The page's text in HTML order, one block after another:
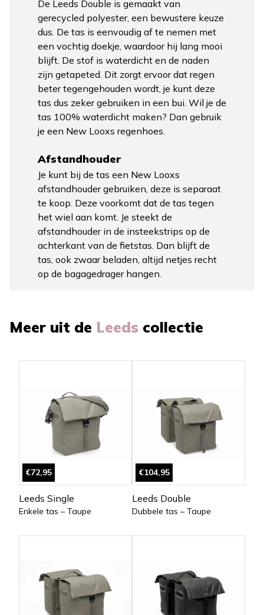
De Leeds Double is gemaakt van
gerecycled polyester, een bewustere keuze
dus. De tas is eenvoudig af te nemen met
een vochtig doekje, waardoor hij lang mooi
blijft. De stof is waterdicht en de naden
zijn getapeted. Dit zorgt ervoor dat regen
beter tegengehouden wordt, je kunt deze
tas dus zeker gebruiken in een bui. Wil je de
tas 100% waterdicht maken? Dan gebruik
je een New Looxs regenhoes.
Afstandhouder
Je kunt bij de tas een New Looxs
afstandhouder gebruiken, deze is separaat
te koop. Deze voorkomt dat de tas tegen
het wiel aan komt. Je steekt de
afstandhouder in de insteekstrips op de
achterkant van de fietstas. Dan blijft de
tas, ook zwaar beladen, altijd netjes recht
op de bagagedrager hangen.
Meer uit de Leeds collectie
€72,95
Leeds Single
Enkele tas – Taupe
€104,95
Leeds Double
Dubbele tas – Taupe